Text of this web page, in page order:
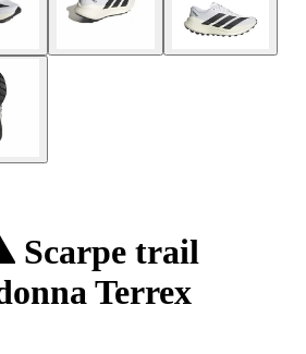
Scarpe trail
Terrex